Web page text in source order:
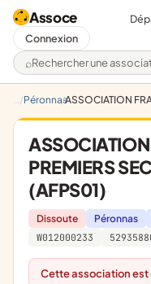
Assoce
Rechercher une
Connexion
PéronnasASSOCIATION
PREMIERS
(AFPS01)
Dissoute Péronnas
W012000233
Cette association